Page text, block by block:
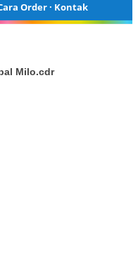
Order· Kontak
Milo.cdr